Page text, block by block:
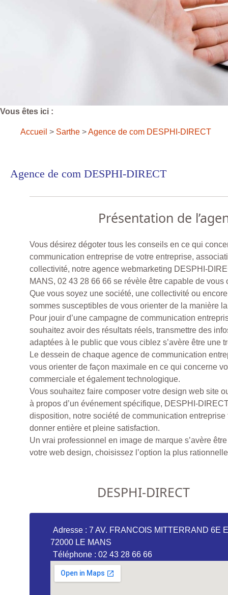
Vous êtes ici :
Accueil > Sarthe >Agence de com DESPHI-DIRECT
Agence de com DESPHI-DIRECT
Présentation de
Vous désirez dégoter tous les conseils en ce qui
communication entreprise de votre entreprise,
collectivité, notre agence webmarketing DESPHI-
MANS, 02 43 28 66 66 se révèle être capable de vous
Que vous soyez une société, une collectivité ou
sommes susceptibles de vous orienter de la manière
Pour jouir d’une campagne de communication
souhaitez avoir des résultats réels, transmettre des
adaptées à le public que vous ciblez s’avère être une
Le dessein de chaque agence de communication
vous orienter de façon maximale en ce qui concerne
commerciale et également technologique.
Vous souhaitez faire composer votre design web site
à propos d’un événement spécifique, DESPHI-
disposition, notre société de communication
donner entière et pleine satisfaction.
Un vrai professionnel en image de marque s’avère
votre web design, choisissez l’option la plus
DESPHI-DIRECT
Adresse : 7 AV. FRANCOIS MITTERRAND 6E
72000 LE MANS
Téléphone : 02 43 28 66 66